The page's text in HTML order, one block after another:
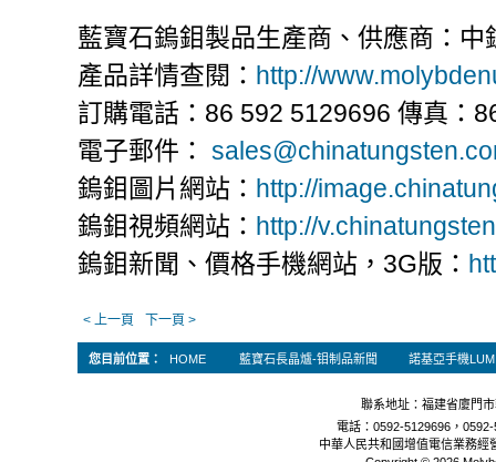
藍寶石鎢鉬製品生產商、供應商：中
產品詳情查閱： http://
訂購電話：86 592 5129696 傳真：
電子郵件：
鎢鉬圖片網站： http://
鎢鉬視頻網站： http://
鎢鉬新聞、價格手機網站，3G版：
< 上一頁 下一頁 >
您目前位置： HOME 藍寶石長晶爐-钼制品新聞 諾基亞手機
聯系地址：福建省廈門
電話：0592-5129696，
中華人民共和國增值電信業務經